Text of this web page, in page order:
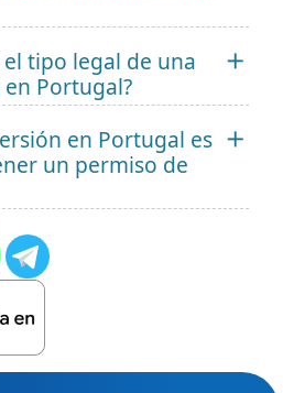
tipo legal de una
Portugal?
en Portugal es
un permiso de